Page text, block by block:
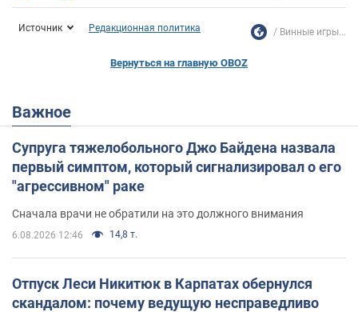
Источник Редакционная политика Винные игры...
Вернуться на главную OBOZ
Важное
Супруга тяжелобольного Джо Байдена назвала
первый симптом, который сигнализировал о его
"агрессивном" раке
Сначала врачи не обратили на это должного внимания
6.08.2026 12:46 14,8 т.
Отпуск Леси Никитюк в Карпатах обернулся
скандалом: почему ведущую несправедливо